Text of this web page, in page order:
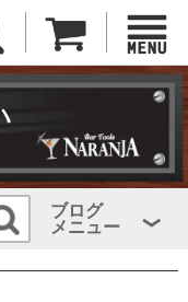
ブログ
メニュー